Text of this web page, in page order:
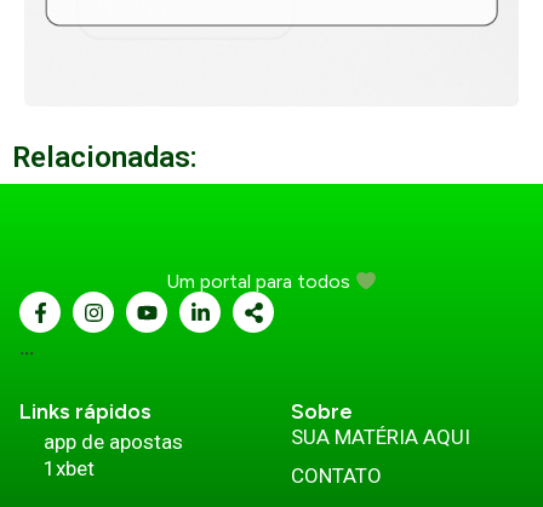
Relacionadas:
Um portal para todos
...
Links rápidos
app de apostas
1xbet
Sobre
SUA MATÉRIA AQUI
CONTATO